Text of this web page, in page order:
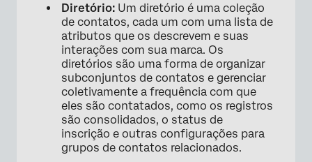
Diretório: Um diretório é uma coleção
de contatos, cada um com uma lista de
atributos que os descrevem e suas
interações com sua marca. Os
diretórios são uma forma de organizar
subconjuntos de contatos e gerenciar
coletivamente a frequência com que
eles são contatados, como os registros
são consolidados, o status de
inscrição e outras configurações para
grupos de contatos relacionados.